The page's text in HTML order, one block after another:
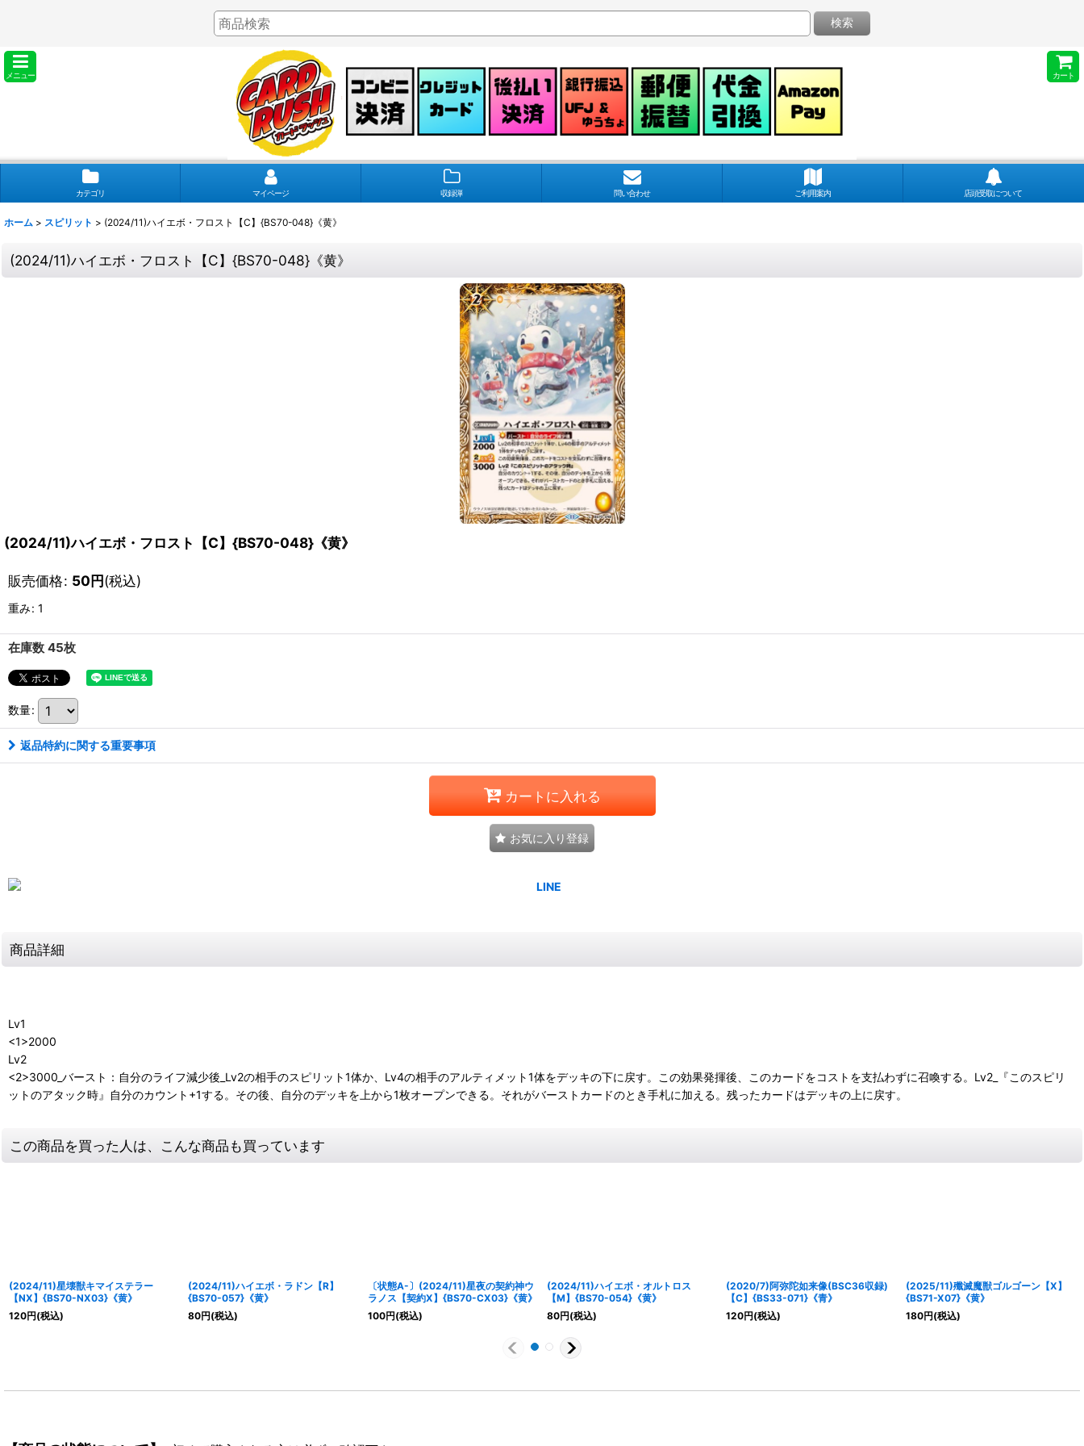
メニュー カート
検索
カテゴリ マイページ 収録弾 問い合わせ ご利用案内 店頭受取について
ホーム > スピリット > (2024/11)ハイエボ・フロスト【C】{BS70-048}《黄》
(2024/11)ハイエボ・フロスト【C】{BS70-048}《黄》
(2024/11)ハイエボ・フロスト【C】{BS70-048}《黄》
販売価格: 50円(税込)
重み: 1
在庫数 45枚
数量:
返品特約に関する重要事項
カートに入れる
お気に入り登録
商品詳細
Lv1
<1>2000
Lv2
<2>3000_バースト：自分のライフ減少後_Lv2の相手のスピリット1体か、Lv4の相手のアルティメット1体をデッキの下に戻す。この効果発揮後、このカードをコストを支払わずに召喚する。Lv2_『このスピリ
ットのアタック時』自分のカウント+1する。その後、自分のデッキを上から1枚オープンできる。それがバーストカードのとき手札に加える。残ったカードはデッキの上に戻す。
この商品を買った人は、こんな商品も買っています
(2024/11)星壊獣キマイステラー
【NX】{BS70-NX03}《黄》
120円(税込)
(2024/11)ハイエボ・ラドン【R】
{BS70-057}《黄》
80円(税込)
〔状態A-〕(2024/11)星夜の契約神ウ
ラノス【契約X】{BS70-CX03}《黄》
100円(税込)
(2024/11)ハイエボ・オルトロス
【M】{BS70-054}《黄》
80円(税込)
(2020/7)阿弥陀如来像(BSC36収録)
【C】{BS33-071}《青》
120円(税込)
(2025/11)殲滅魔獣ゴルゴーン【X】
{BS71-X07}《黄》
180円(税込)